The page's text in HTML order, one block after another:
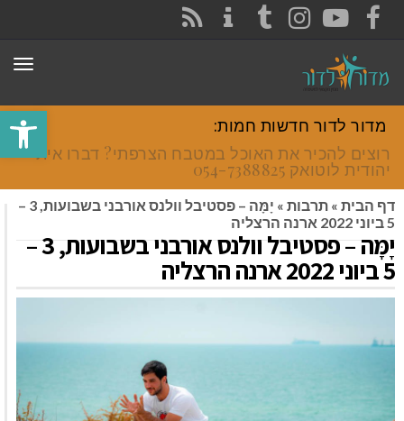
פתח
FACEBOOK
YOUTUBE
INSTAGRAM
TUMBLR
מדור לדור חדשות חמות:
רוצים להכיר את האוכל במטבח הצרפתי? דברו איתי
יהודית לוטואק 054-7388825.
דף הבית » תרבות »
יָמָּה – פסטיבל וולנס אורבני בשבועות, 3 –
5 ביוני 2022 ארנה הרצליה
יָמָּה – פסטיבל וולנס אורבני בשבועות, 3 –
5 ביוני 2022 ארנה הרצליה